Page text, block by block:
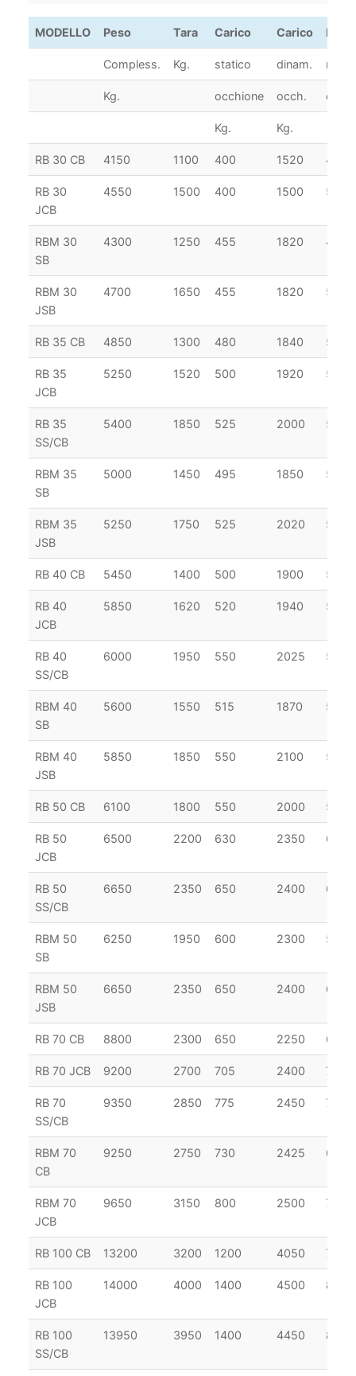
MODELLO Peso Tara Carico Carico
Compless. Kg. statico dinam. max
Kg. occhione occh. cm.
Kg. Kg.
RB 30 CB 4150 1100 400 1520 475
RB 30
JCB
4550 1500 400 1500 520
RBM 30
SB
4300 1250 455 1820 490
RBM 30
JSB
4700 1650 455 1820 520
RB 35 CB 4850 1300 480 1840 500
RB 35
JCB
5250 1520 500 1920 535
RB 35
SS/CB
5400 1850 525 2000 545
RBM 35
SB
5000 1450 495 1850 507
RBM 35
JSB
5250 1750 525 2020 542
RB 40 CB 5450 1400 500 1900 510
RB 40
JCB
5850 1620 520 1940 545
RB 40
SS/CB
6000 1950 550 2025 555
RBM 40
SB
5600 1550 515 1870 517
RBM 40
JSB
5850 1850 550 2100 552
RB 50 CB 6100 1800 550 2000 570
RB 50
JCB
6500 2200 630 2350 600
RB 50
SS/CB
6650 2350 650 2400 600
RBM 50
SB
6250 1950 600 2300 580
RBM 50
JSB
6650 2350 650 2400 610
RB 70 CB 8800 2300 650 2250 670
RB 70 JCB 9200 2700 705 2400 700
RB 70
SS/CB
9350 2850 775 2450 700
RBM 70
CB
9250 2750 730 2425 670
RBM 70
JCB
9650 3150 800 2500 700
RB 100 CB 13200 3200 1200 4050 780
RB 100
JCB
14000 4000 1400 4500 830
RB 100
SS/CB
13950 3950 1400 4450 830